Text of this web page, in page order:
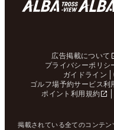
広告掲載について
プライバシーポリシ
ガイドライン
ゴルフ場予約サービス利
ポイント利用規約
掲載されている全てのコンテ